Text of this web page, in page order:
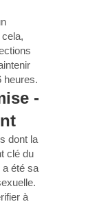
heures.
-
dont la
clé du
été sa
à